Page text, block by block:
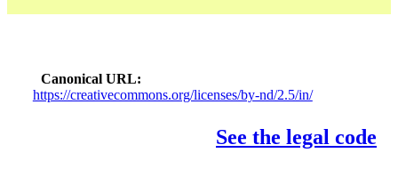
Canonical URL
https://creativecommons.org/licenses/by-nd/2.5/in/
See the legal code